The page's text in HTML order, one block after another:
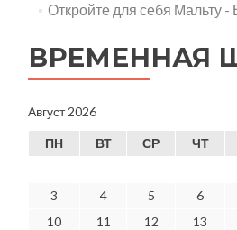
Откройте для себя Мальту -
ВРЕМЕННАЯ
Август 2026
ПН ВТ СР ЧТ
3
4 5 6
10
11 12 13